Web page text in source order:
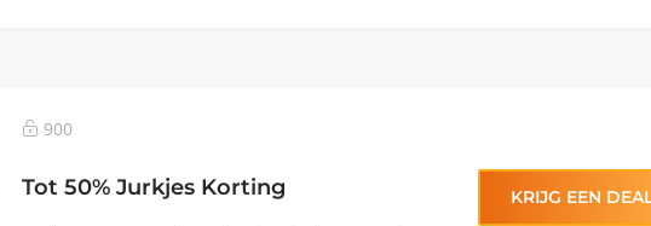
900
Tot 50% Jurkjes Korting KRIJG EEN